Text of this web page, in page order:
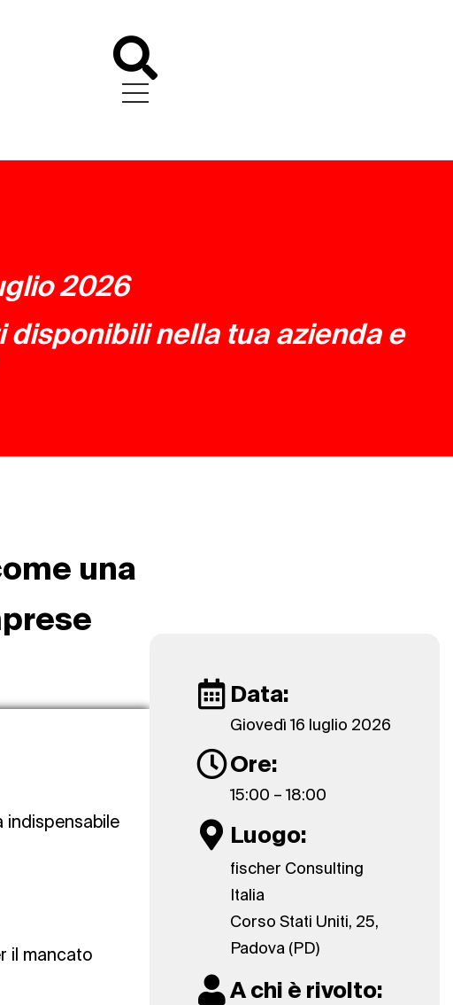
2026
nella tua azienda e
una
indispensabile
il mancato
Data:
Giovedì 16 luglio 2026
Ore:
15:00 – 18:00
Luogo:
fischer Consulting
Italia
Corso Stati Uniti, 25,
Padova (PD)
A chi è rivolto: